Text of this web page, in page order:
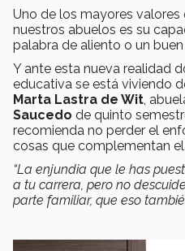
Uno de los mayores
nuestros abuelos es su
palabra de aliento o un
Y ante esta nueva realidad
educativa se está viviendo
Marta Lastra de Wit,
Saucedo de quinto
recomienda no perder el
cosas que complementan
“La enjundia que le has
a tu carrera, pero no
parte familiar, que eso